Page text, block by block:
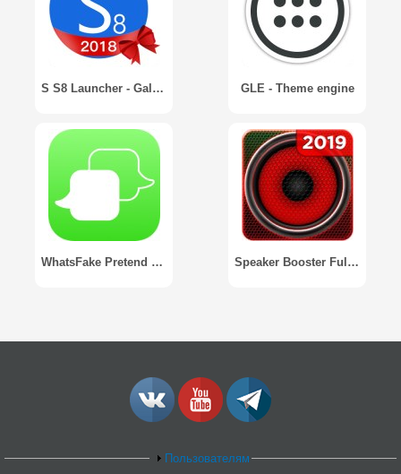
S S8 Launcher - Galaxy S8 Launcher, theme, cool GLE - Theme engine
WhatsFake Pretend Fake Chats Speaker Booster Full Pro
Пользователям